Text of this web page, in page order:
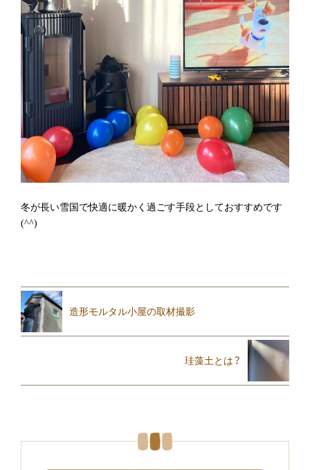
冬が長い雪国で快適に暖かく過ごす手段としておすすめです
(^^)
造形モルタル小屋の取材撮影
珪藻土とは？